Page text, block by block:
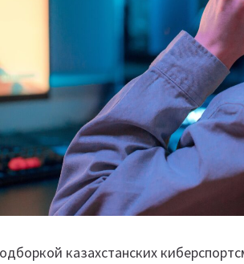
казахстанских